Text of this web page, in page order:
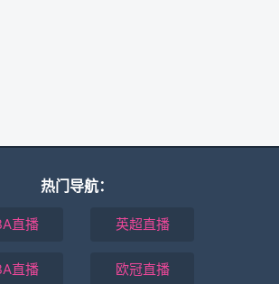
热门导航：
直播 英超直播
直播 欧冠直播